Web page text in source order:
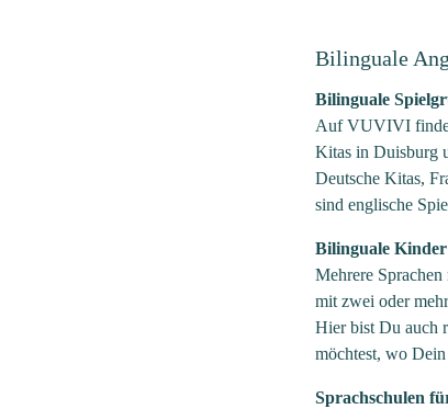
Bilinguale
Bilinguale
Auf VUVIVI
Kitas in Duisburg
Deutsche Kitas,
sind englische
Bilinguale Kinder
Mehrere
mit zwei oder
Hier bist Du auch
möchtest, wo
Sprachschulen